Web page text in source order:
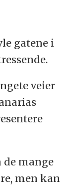
gatene i
veier
de mange
men kan